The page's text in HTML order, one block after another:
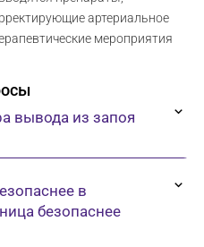
артериальное
мероприятия
вывода из запоя
в
безопаснее